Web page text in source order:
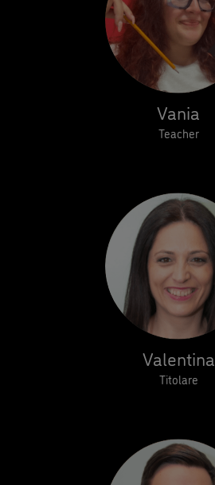
Vania
Teacher
Valentina
Titolare